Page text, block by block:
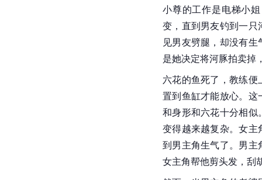
小尊的工作是电梯小
变，直到男友钓到一只
见男友劈腿，却没有
是她决定将河豚拍卖掉
六花的鱼死了，教练
置到鱼缸才能放心。这
和身形和六花十分相似
变得越来越复杂。女主
到男主角生气了。男主
女主角帮他剪头发，刮